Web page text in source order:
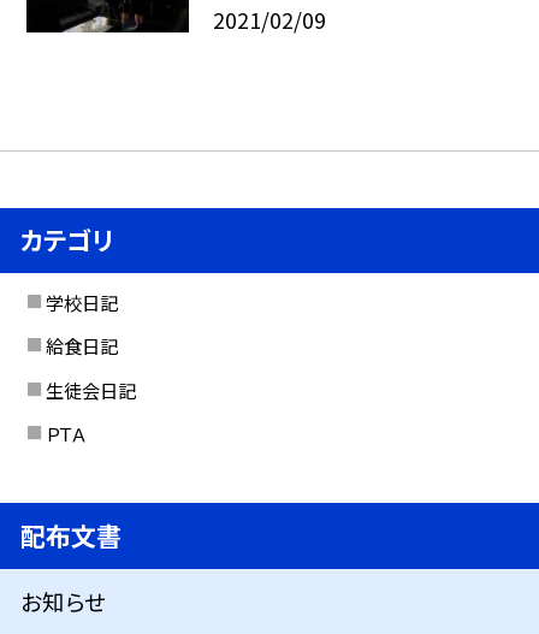
2021/02/09
カテゴリ
学校日記
給食日記
生徒会日記
ＰＴＡ
配布文書
お知らせ